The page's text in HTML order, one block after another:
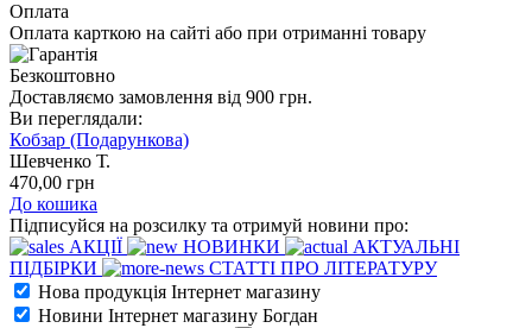
Оплата
Оплата карткою на сайті або при отриманні товару
Безкоштовно
Доставляємо замовлення від 900 грн.
Ви переглядали:
Кобзар (Подарункова)
Шевченко Т.
470,00 грн
До кошика
Підписуйся на розсилку та отримуй новини про:
АКЦІЇ
НОВИНКИ
АКТУАЛЬНІ
ПІДБІРКИ
СТАТТІ ПРО ЛІТЕРАТУРУ
Нова продукція Інтернет магазину
Новини Інтернет магазину Богдан